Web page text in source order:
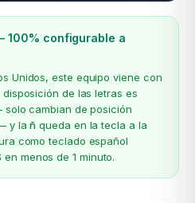
100% configurable a
Unidos, este equipo viene con
disposición de las letras es
cambian de posición
y lañ queda en la tecla a la
como teclado español
en menos de 1 minuto.